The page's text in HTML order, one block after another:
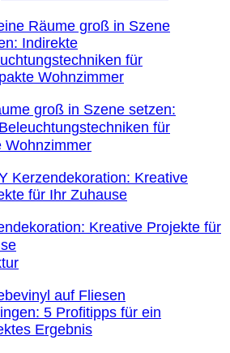
groß in Szene setzen:
für
Wohnzimmer
Kreative Projekte für